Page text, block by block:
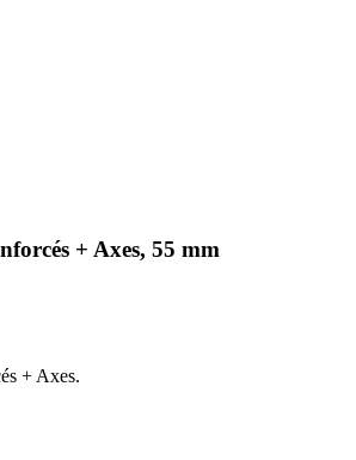
+ Axes, 55 mm
+ Axes.